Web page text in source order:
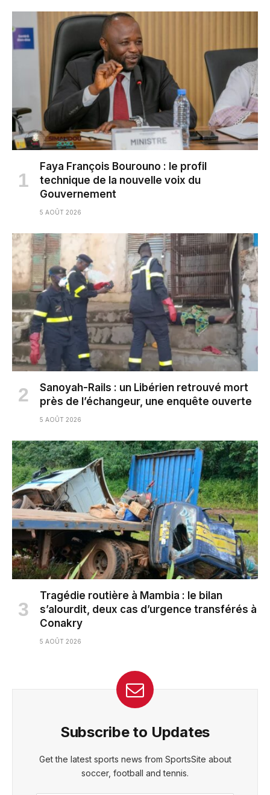
Faya François Bourouno : le profil
technique de la nouvelle voix du
Gouvernement
5 AOÛT 2026
Sanoyah-Rails : un Libérien retrouvé mort
près de l’échangeur, une enquête ouverte
5 AOÛT 2026
Tragédie routière à Mambia : le bilan
s’alourdit, deux cas d’urgence transférés à
Conakry
5 AOÛT 2026
Subscribe to Updates
Get the latest sports news from SportsSite about
soccer, football and tennis.